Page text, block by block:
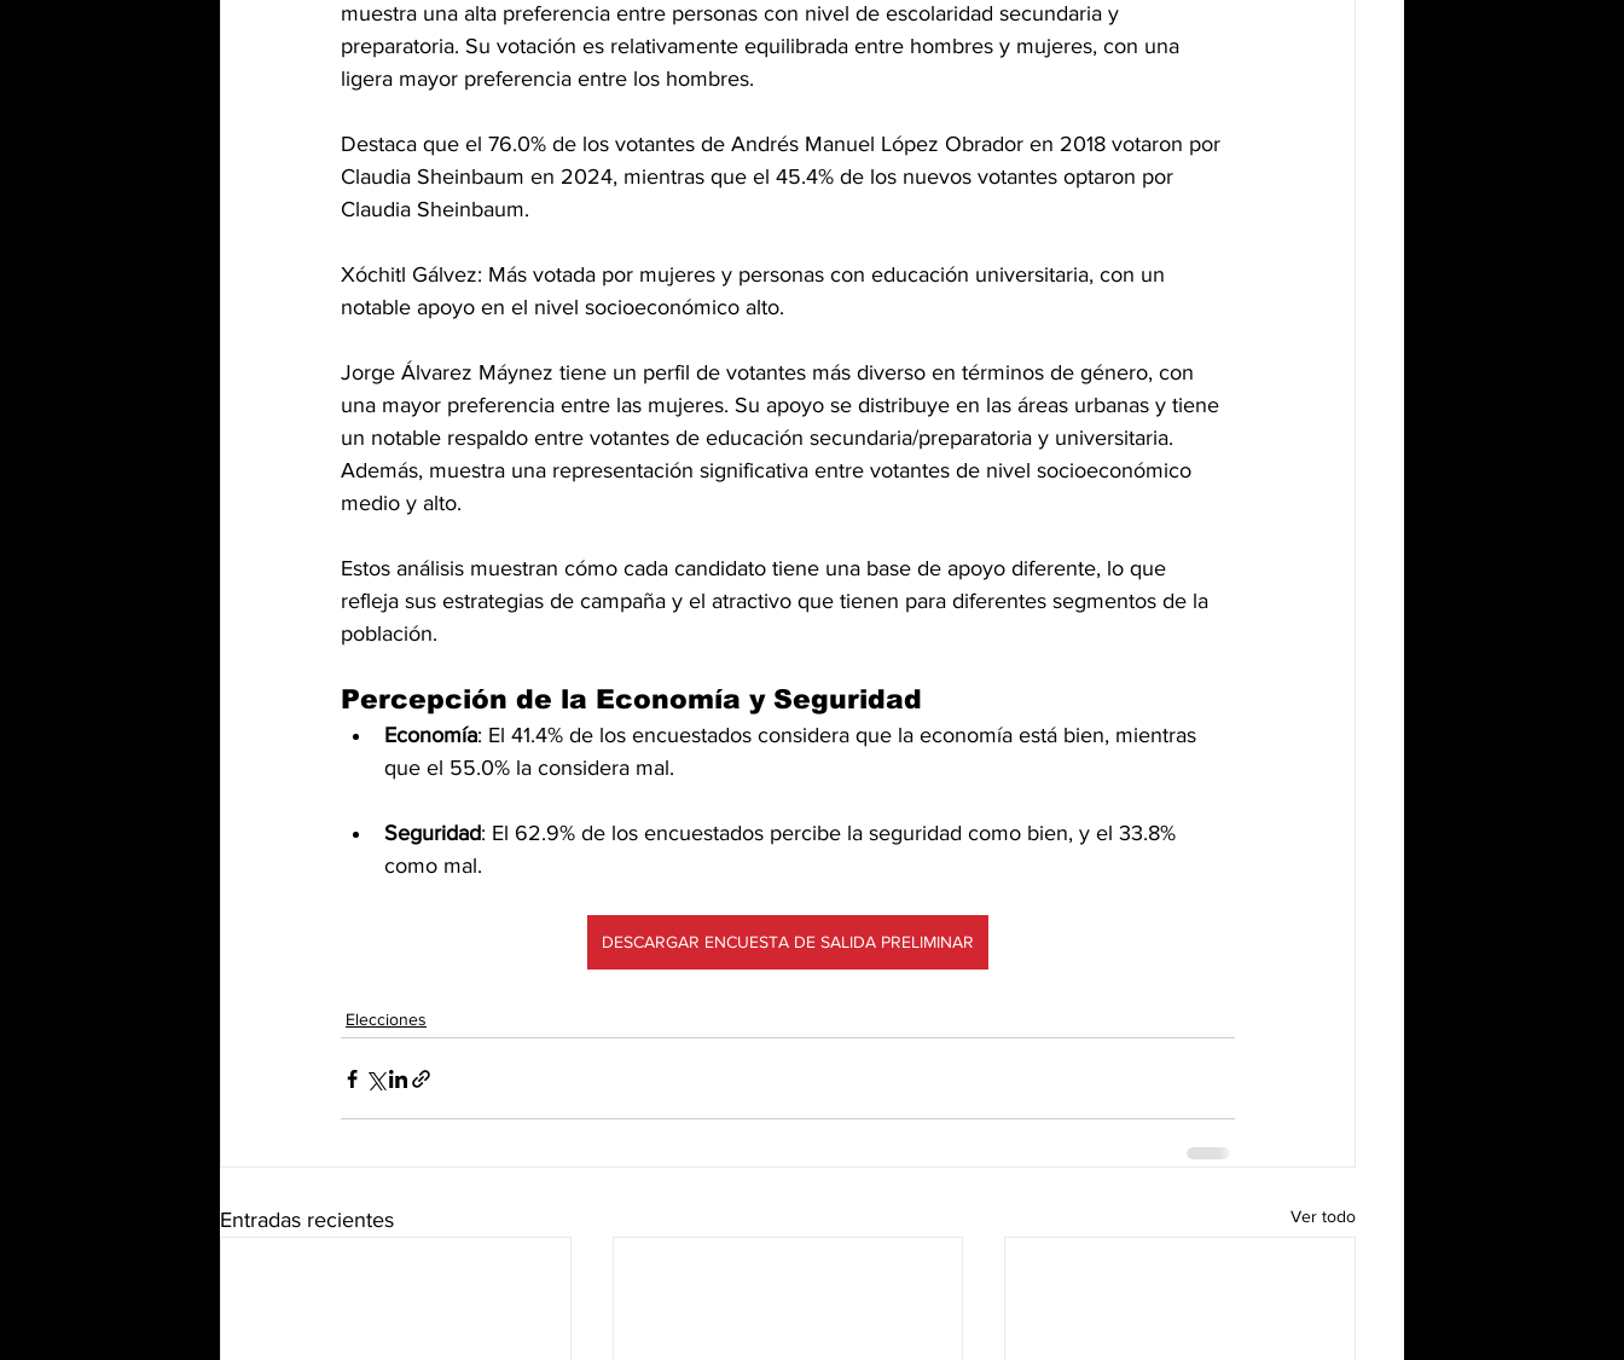
muestra una alta preferencia entre personas con nivel de escolaridad secundaria y
preparatoria. Su votación es relativamente equilibrada entre hombres y mujeres, con una
ligera mayor preferencia entre los hombres.
Destaca que el 76.0% de los votantes de Andrés Manuel López Obrador en 2018 votaron por
Claudia Sheinbaum en 2024, mientras que el 45.4% de los nuevos votantes optaron por
Claudia Sheinbaum.
Xóchitl Gálvez: Más votada por mujeres y personas con educación universitaria, con un
notable apoyo en el nivel socioeconómico alto.
Jorge Álvarez Máynez tiene un perfil de votantes más diverso en términos de género, con
una mayor preferencia entre las mujeres. Su apoyo se distribuye en las áreas urbanas y tiene
un notable respaldo entre votantes de educación secundaria/preparatoria y universitaria.
Además, muestra una representación significativa entre votantes de nivel socioeconómico
medio y alto.
Estos análisis muestran cómo cada candidato tiene una base de apoyo diferente, lo que
refleja sus estrategias de campaña y el atractivo que tienen para diferentes segmentos de la
población.
Percepción de la Economía y Seguridad
Economía: El 41.4% de los encuestados considera que la economía está bien, mientras
que el 55.0% la considera mal.
Seguridad: El 62.9% de los encuestados percibe la seguridad como bien, y el 33.8%
como mal.
DESCARGAR ENCUESTA DE SALIDA PRELIMINAR
Elecciones
Entradas recientes Ver todo